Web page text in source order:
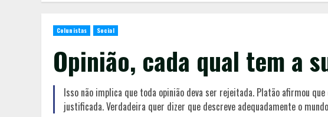
Colunistas Social
Opinião, cada qual tem a
Isso não implica que toda opinião deva ser rejeitada. Platão afirmou
justificada. Verdadeira quer dizer que descreve adequadamente o